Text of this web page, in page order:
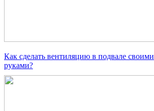
Как сделать вентиляцию в подвале своими
руками?